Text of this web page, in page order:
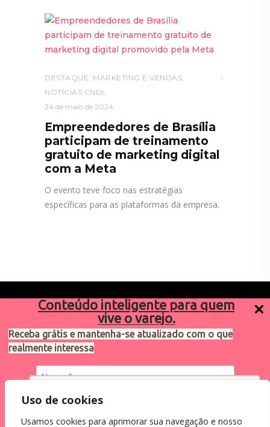
Conteúdo inteligente para quem
vive o varejo.
Receba grátis e mantenha-se atualizado com o que
realmente interessa
Utilizamos cookies para oferecer melhor
como você interage em nosso site e
Uso de cookies
Usamos cookies para aprimorar sua navegação e nosso
DESTAQUE, MARKETING E VENDAS,
NOTÍCIAS CNDL
24 de maio de 2024
Empreendedores de Brasília
participam de treinamento
gratuito de marketing digital
com a Meta
O evento teve foco nas estratégias
específicas para as plataformas da empresa.
varejosa@cndl.org.br